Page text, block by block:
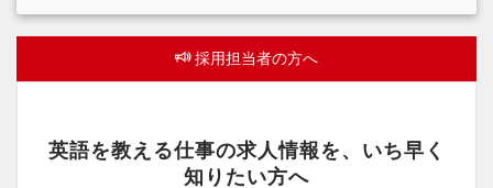
採用担当者の方へ
英語を教える仕事の求人情報を、いち早く
知りたい方へ